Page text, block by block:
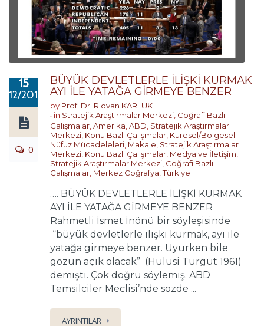
15
12/2019
0
BÜYÜK DEVLETLERLE İLİŞKİ KURMAK
AYI İLE YATAĞA GİRMEYE BENZER
by Prof. Dr. Rıdvan KARLUK
in Stratejik Araştırmalar Merkezi Coğrafi Bazlı
Çalışmalar Amerika ABD Stratejik Araştırmalar
Merkezi Konu Bazlı Çalışmalar Küresel/Bölgesel
Nüfuz Mücadeleleri Makale Stratejik Araştırmalar
Merkezi Konu Bazlı Çalışmalar Medya ve İletişim
Stratejik Araştırmalar Merkezi Coğrafi Bazlı
Çalışmalar Merkez Coğrafya ,Türkiye
…. BÜYÜK DEVLETLERLE İLİŞKİ KURMAK
AYI İLE YATAĞA GİRMEYE BENZER
Rahmetli İsmet İnönü bir söyleşisinde
“büyük devletlerle ilişki kurmak, ayı ile
yatağa girmeye benzer. Uyurken bile
gözün açık olacak” (Hulusi Turgut 1961)
demişti. Çok doğru söylemiş. ABD
Temsilciler Meclisi’nde sözde ...
AYRINTILAR